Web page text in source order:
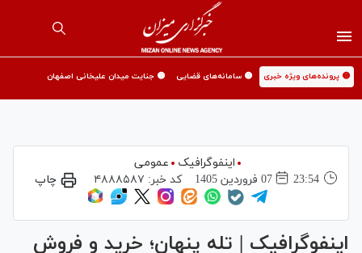
🟡 پرونده‌های ویژه خبری 🟡 سامانه‌های قضایی 🟡 جنایت میدان علیخانی اصفهان
اینفوگرافیک
عمومی
23:54
07 فروردين 1405 کد خبر: ۴۸۸۸۵۸۷ چاپ
اینفوگرافیک | تله پنهان؛ خرید و فروش